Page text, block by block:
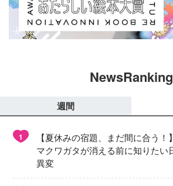
NewsRanking
週間
1
【夏休みの宿題、まだ間に合う！
マクワガタが消える前に知りたい
異変